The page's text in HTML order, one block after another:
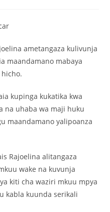
ametangaza kulivunja
maandamano mabaya
kupinga kukatika kwa
na uhaba wa maji huku
maandamano yalipoanza
Rajoelina alitangaza
wake na kuvunja
kiti cha waziri mkuu mpya
kabla kuunda serikali